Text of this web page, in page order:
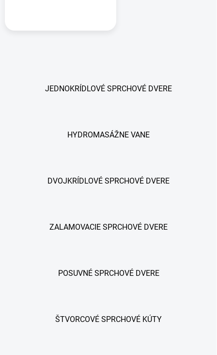
JEDNOKRÍDLOVÉ SPRCHOVÉ DVERE
HYDROMASÁŽNE VANE
DVOJKRÍDLOVÉ SPRCHOVÉ DVERE
ZALAMOVACIE SPRCHOVÉ DVERE
POSUVNÉ SPRCHOVÉ DVERE
ŠTVORCOVÉ SPRCHOVÉ KÚTY